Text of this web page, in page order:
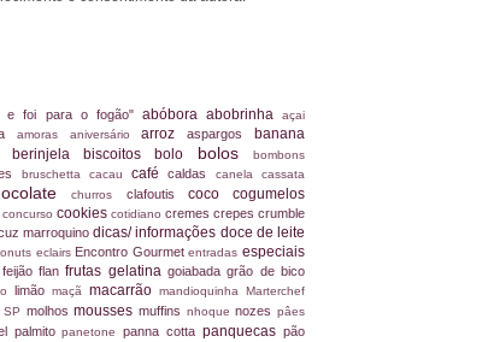
e foi para o fogão" abóbora abobrinhaaçai
amoras aniversárioarrozaspargos banana
berinjela biscoitos bolo bolosbombons
bruschetta cacaucafécaldas canelacassata
churros clafoutis cococogumelos
concurso cookies cotidiano cremes crepes crumble
marroquino dicas/ informações doce de leite
eclairs Encontro Gourmetentradas especiais
feijãoflanfrutas gelatinagoiabadagrão de bico
limão maçã macarrão mandioquinha Marterchef
SP molhosmoussesmuffins nhoquenozespâes
palmitopanetonepanna cottapanquecaspão